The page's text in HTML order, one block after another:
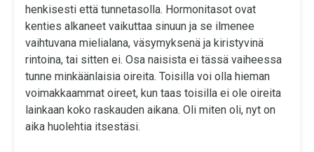
henkisesti että tunnetasolla. Hormonitasot ovat
kenties alkaneet vaikuttaa sinuun ja se ilmenee
vaihtuvana mielialana, väsymyksenä ja kiristyvinä
rintoina, tai sitten ei. Osa naisista ei tässä vaiheessa
tunne minkäänlaisia oireita. Toisilla voi olla hieman
voimakkaammat oireet, kun taas toisilla ei ole oireita
lainkaan koko raskauden aikana. Oli miten oli, nyt on
aika huolehtia itsestäsi.